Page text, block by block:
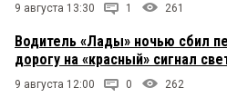
9 августа 13:30 1 261
Водитель «Лады» ночью сбил
дорогу на «красный» сигнал
9 августа 12:00 0 262